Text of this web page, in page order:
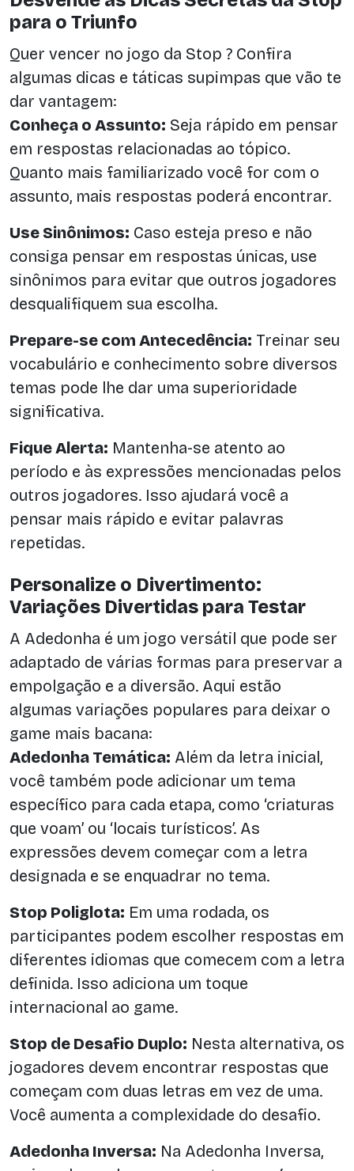
para o Triunfo
Quer vencer no jogo da Stop ? Confira
algumas dicas e táticas supimpas que vão te
dar vantagem:
Conheça o Assunto: Seja rápido em pensar
em respostas relacionadas ao tópico.
Quanto mais familiarizado você for com o
assunto, mais respostas poderá encontrar.
Use Sinônimos: Caso esteja preso e não
consiga pensar em respostas únicas, use
sinônimos para evitar que outros jogadores
desqualifiquem sua escolha.
Prepare-se com Antecedência: Treinar seu
vocabulário e conhecimento sobre diversos
temas pode lhe dar uma superioridade
significativa.
Fique Alerta: Mantenha-se atento ao
período e às expressões mencionadas pelos
outros jogadores. Isso ajudará você a
pensar mais rápido e evitar palavras
repetidas.
Personalize o Divertimento:
Variações Divertidas para Testar
A Adedonha é um jogo versátil que pode ser
adaptado de várias formas para preservar a
empolgação e a diversão. Aqui estão
algumas variações populares para deixar o
game mais bacana:
Adedonha Temática: Além da letra inicial,
você também pode adicionar um tema
específico para cada etapa, como ‘criaturas
que voam’ ou ‘locais turísticos’. As
expressões devem começar com a letra
designada e se enquadrar no tema.
Stop Poliglota: Em uma rodada, os
participantes podem escolher respostas em
diferentes idiomas que comecem com a letra
definida. Isso adiciona um toque
internacional ao game.
Stop de Desafio Duplo: Nesta alternativa, os
jogadores devem encontrar respostas que
começam com duas letras em vez de uma.
Você aumenta a complexidade do desafio.
Adedonha Inversa: Na Adedonha Inversa,